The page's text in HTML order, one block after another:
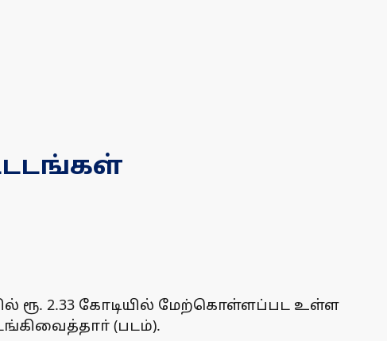
ரூ. 2.33 கோடியில் மேற்கொள்ளப்பட உள்ள
(படம்).